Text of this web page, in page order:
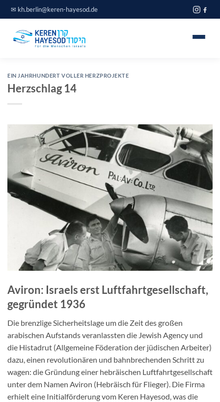
Zum
Inhalt
springen
✉ kh.berlin@keren-hayesod.de
Spendeninfo
Journal
Blog
♥ Jetzt spenden
EIN JAHRHUNDERT VOLLER HERZPROJEKTE
Herzschlag 14
Aviron: Israels erst Luftfahrtgesellschaft,
gegründet 1936
Die brenzlige Sicherheitslage um die Zeit des großen
arabischen Aufstands veranlassten die Jewish Agency und
die Histadrut (Allgemeine Föderation der jüdischen Arbeiter)
dazu, einen revolutionären und bahnbrechenden Schritt zu
wagen: die Gründung einer hebräischen Luftfahrtgesellschaft
unter dem Namen Aviron (Hebräisch für Flieger). Die Firma
erhielt eine Initialförderung vom Keren Hayesod, was die